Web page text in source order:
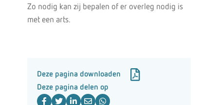
Zo nodig kan zij bepalen of er overleg nodig is
met een arts.
Deze pagina downloaden
Deze pagina delen op